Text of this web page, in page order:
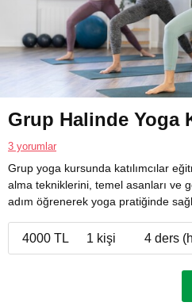
Grup Halinde Yoga
3 yorumlar
Grup yoga kursunda katılımcılar
alma tekniklerini, temel asanları ve
adım öğrenerek yoga pratiğinde
4000 TL 1 kişi 4 ders